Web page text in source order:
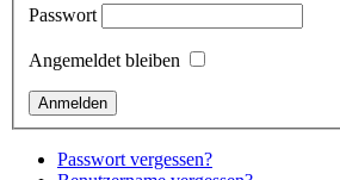
Passwort
Angemeldet bleiben
Passwort vergessen?